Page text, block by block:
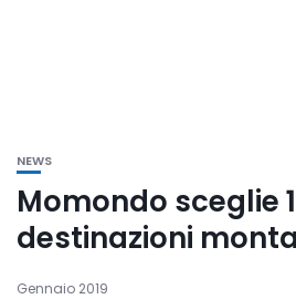
NEWS
Momondo sceglie
destinazioni
Gennaio 2019